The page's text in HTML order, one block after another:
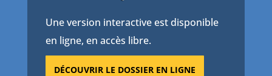
Une version interactive est disponible
en ligne, en accès libre.
DÉCOUVRIR LE DOSSIER EN LIGNE